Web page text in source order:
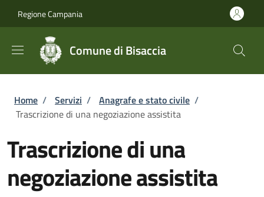
Regione Campania
Comune di Bisaccia
Briciole di pane
Home / Servizi / Anagrafe e stato civile /
Trascrizione di una negoziazione assistita
Trascrizione di una
negoziazione assistita